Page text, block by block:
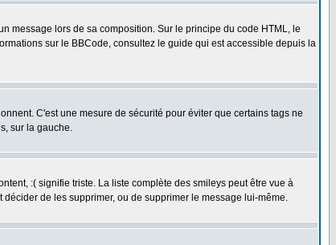
message lors de sa composition. Sur le principe du code HTML, le
sur le BBCode, consultez le guide qui est accessible depuis la
C'est une mesure de sécurité pour éviter que certains tags ne
sur la gauche.
:( signifie triste. La liste complète des smileys peut être vue à
de les supprimer, ou de supprimer le message lui-même.